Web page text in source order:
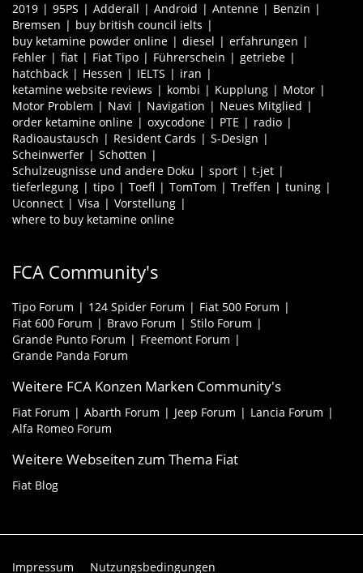
2019 95PS Adderall Android Antenne
Benzin
Bremsen
buy british council ielts
buy ketamine powder online
diesel
erfahrungen
Fehler
fiat Fiat Tipo Führerschein
getriebe
hatchback
Hessen IELTS
iran
ketamine website reviews
kombi Kupplung
Motor
Motor Problem
Navi Navigation
Neues Mitglied
order ketamine online
oxycodone PTE
radio
Radioaustausch
Resident Cards
S-Design
Scheinwerfer
Schotten
Schulzeugnisse und andere Doku
sport
t-jet
tieferlegung
tipo Toefl TomTom Treffen
tuning
Uconnect
Visa
Vorstellung
where to buy ketamine online
FCA Community's
Tipo Forum 124 Spider Forum
Fiat 500 Forum
Fiat 600 Forum
Bravo Forum
Stilo Forum
Grande Punto Forum
Freemont Forum
Grande Panda Forum
Weitere FCA Konzen Marken Community's
Fiat Forum Abarth Forum Jeep Forum
Lancia Forum
Alfa Romeo Forum
Weitere Webseiten zum Thema Fiat
Fiat Blog
Impressum Nutzungsbedingungen